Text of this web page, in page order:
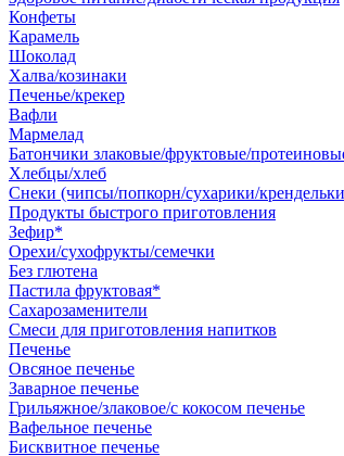
Конфеты
Карамель
Шоколад
Халва/козинаки
Печенье/крекер
Вафли
Мармелад
Батончики злаковые/фруктовые/
Хлебцы/хлеб
Снеки (чипсы/попкорн/сухарики/
Продукты быстрого приготовления
Зефир*
Орехи/сухофрукты/семечки
Без глютена
Пастила фруктовая*
Сахарозаменители
Смеси для приготовления напитков
Печенье
Овсяное печенье
Заварное печенье
Грильяжное/злаковое/с кокосом печенье
Вафельное печенье
Бисквитное печенье